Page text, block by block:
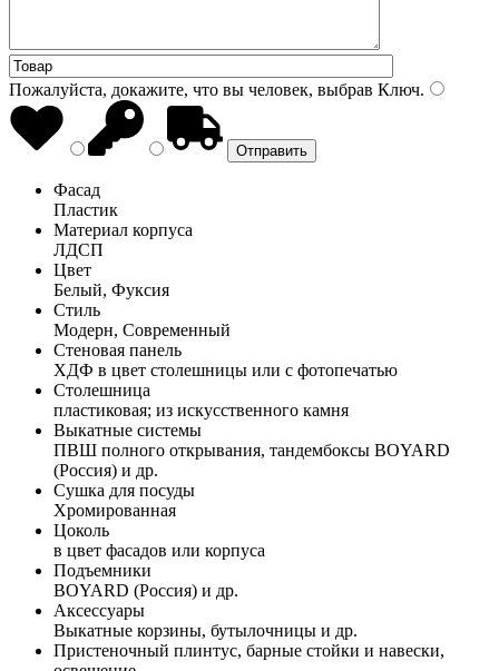
Пожалуйста, докажите, что вы человек, выбрав Ключ.
Фасад
Пластик
Материал корпуса
ЛДСП
Цвет
Белый, Фуксия
Стиль
Модерн, Современный
Стеновая панель
ХДФ в цвет столешницы или с фотопечатью
Столешница
пластиковая; из искусственного камня
Выкатные системы
ПВШ полного открывания, тандембоксы BOYARD
(Россия) и др.
Сушка для посуды
Хромированная
Цоколь
в цвет фасадов или корпуса
Подъемники
BOYARD (Россия) и др.
Аксессуары
Выкатные корзины, бутылочницы и др.
Пристеночный плинтус, барные стойки и навески,